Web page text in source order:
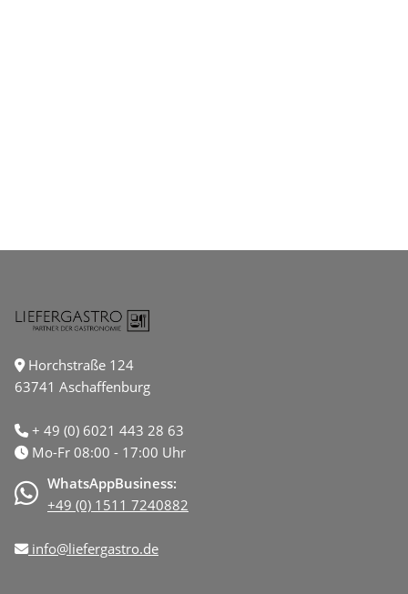
Horchstraße 124
63741 Aschaffenburg
+ 49 (0) 6021 443 28 63
Mo-Fr 08:00 - 17:00 Uhr
WhatsAppBusiness:
+49 (0) 1511 7240882
info@liefergastro.de